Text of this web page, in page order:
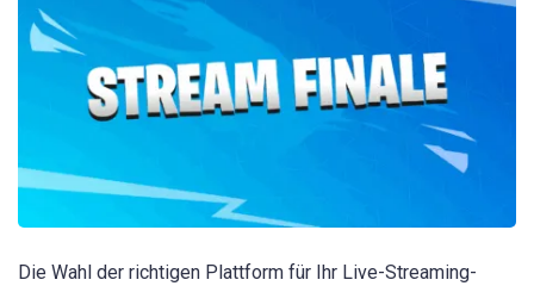
Die Wahl der richtigen Plattform für Ihr Live-Streaming-